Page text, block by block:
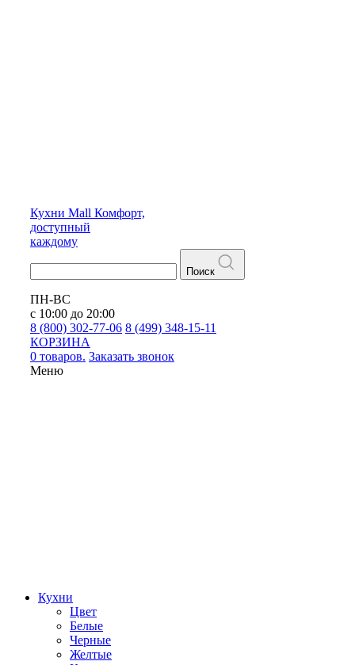
Кухни Mall Комфорт,
доступный
каждому
Поиск
ПН-ВС
с 10:00 до 20:00
8 (800) 302-77-06 8 (499) 348-15-11
КОРЗИНА
0 товаров. Заказать звонок
Меню
Кухни
Цвет
Белые
Черные
Желтые